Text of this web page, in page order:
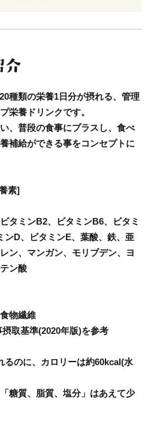
種類の栄養1日分が摂れる、管理
栄養ドリンクです。
、普段の食事にプラスし、食べ
補給ができる事をコンセプトに
素]
タミンB2、ビタミンB6、ビタミ
ンD、ビタミンE、葉酸、鉄、亜
ン、マンガン、モリブデン、ヨ
ン酸
物繊維
取基準(2020年版)を参考
るのに、カロリーは約60kcal(水
糖質、脂質、塩分」はあえて少